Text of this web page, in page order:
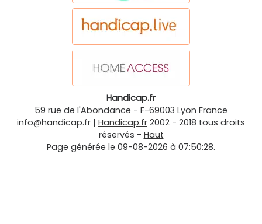
Handicap.fr
59 rue de l'Abondance - F-69003 Lyon France
info@handicap.fr | Handicap.fr 2002 - 2018 tous droits
réservés - Haut
Page générée le 09-08-2026 à 07:50:28.